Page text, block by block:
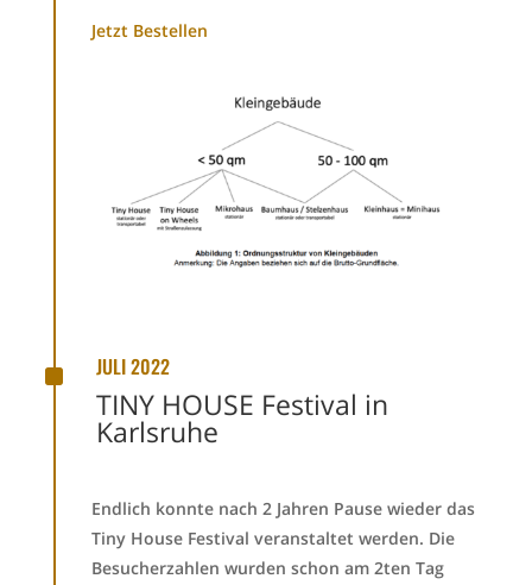
Jetzt Bestellen
^ JULI 2022
TINY HOUSE Festival in
Karlsruhe
Endlich konnte nach 2 Jahren Pause wieder das
Tiny House Festival veranstaltet werden. Die
Besucherzahlen wurden schon am 2ten Tag